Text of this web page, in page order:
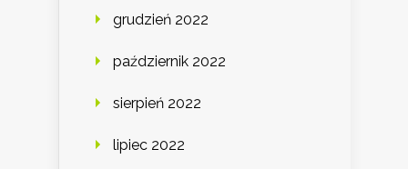
grudzień 2022
październik 2022
sierpień 2022
lipiec 2022